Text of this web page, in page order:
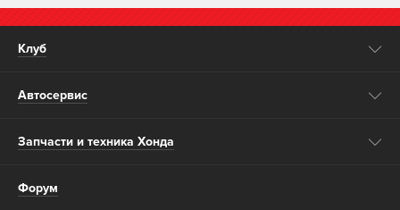
Клуб
Автосервис
Запчасти и техника Хонда
Форум